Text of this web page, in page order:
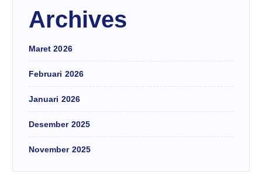
Archives
Maret 2026
Februari 2026
Januari 2026
Desember 2025
November 2025